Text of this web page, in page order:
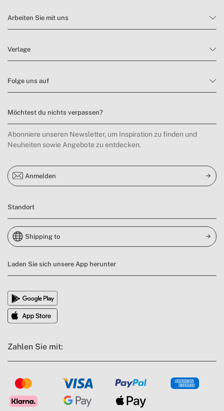
Arbeiten Sie mit uns
Verlage
Folge uns auf
Möchtest du nichts verpassen?
Abonniere unseren Newsletter, um Inspiration zu finden und
Neuheiten sowie Angebote zu entdecken.
Anmelden
Standort
Shipping to
Laden Sie sich unsere App herunter
Zahlen Sie mit: